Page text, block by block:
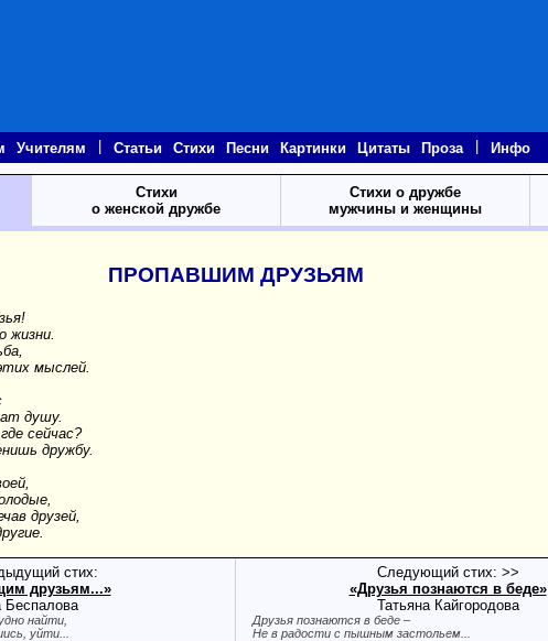
Учителям Статьи Стихи Песни Картинки Цитаты Проза Инфо
Стихи
о женской дружбе
Стихи о дружбе
мужчины и женщины
ПРОПАВШИМ ДРУЗЬЯМ
жизни.
мыслей.
душу.
сейчас?
дружбу.
друзей,
стих:
друзьям...»
Беспалова
найти,
уйти...
Следующий стих: >>
«Друзья познаются в беде»
Татьяна Кайгородова
Друзья познаются в беде –
Не в радости с пышным застольем...